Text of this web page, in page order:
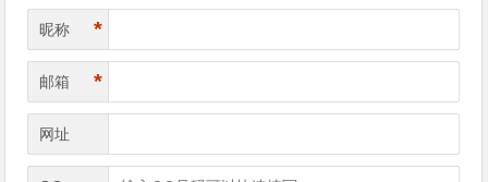
昵称 *
邮箱 *
网址